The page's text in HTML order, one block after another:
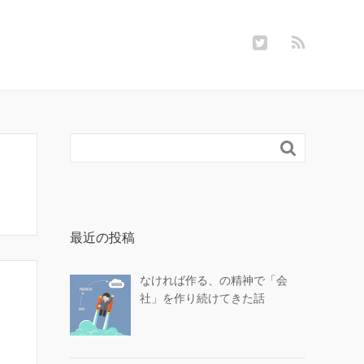

最近の投稿
なければ作る、の精神で「会
社」を作り続けてきた話